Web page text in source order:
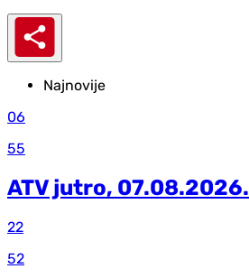
Najnovije
06
55
ATV jutro, 07.08.2026.
22
52